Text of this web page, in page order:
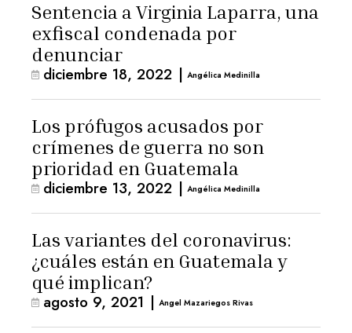
Sentencia a Virginia Laparra, una
exfiscal condenada por
denunciar
diciembre 18, 2022 | Angélica Medinilla
Los prófugos acusados por
crímenes de guerra no son
prioridad en Guatemala
diciembre 13, 2022 | Angélica Medinilla
Las variantes del coronavirus:
¿cuáles están en Guatemala y
qué implican?
agosto 9, 2021 | Angel Mazariegos Rivas